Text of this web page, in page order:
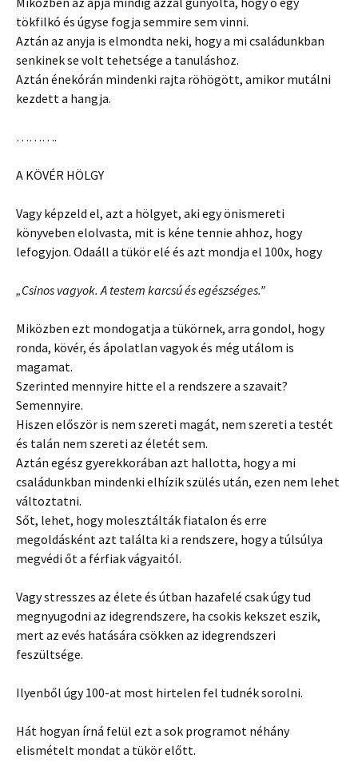
tökfilkó és úgyse fogja semmire sem vinni.
Aztán az anyja is elmondta neki, hogy a mi családunkban
senkinek se volt tehetsége a tanuláshoz.
Aztán énekórán mindenki rajta röhögött, amikor mutálni
kezdett a hangja.
……….
A KÖVÉR HÖLGY
Vagy képzeld el, azt a hölgyet, aki egy önismereti
könyveben elolvasta, mit is kéne tennie ahhoz, hogy
lefogyjon. Odaáll a tükör elé és azt mondja el 100x, hogy
„Csinos vagyok. A testem karcsú és egészséges.”
Miközben ezt mondogatja a tükörnek, arra gondol, hogy
ronda, kövér, és ápolatlan vagyok és még utálom is
magamat.
Szerinted mennyire hitte el a rendszere a szavait?
Semennyire.
Hiszen először is nem szereti magát, nem szereti a testét
és talán nem szereti az életét sem.
Aztán egész gyerekkorában azt hallotta, hogy a mi
családunkban mindenki elhízik szülés után, ezen nem lehet
változtatni.
Sőt, lehet, hogy molesztálták fiatalon és erre
megoldásként azt találta ki a rendszere, hogy a túlsúlya
megvédi őt a férfiak vágyaitól.
Vagy stresszes az élete és útban hazafelé csak úgy tud
megnyugodni az idegrendszere, ha csokis kekszet eszik,
mert az evés hatására csökken az idegrendszeri
feszültsége.
Ilyenből úgy 100-at most hirtelen fel tudnék sorolni.
Hát hogyan írná felül ezt a sok programot néhány
elismételt mondat a tükör előtt.